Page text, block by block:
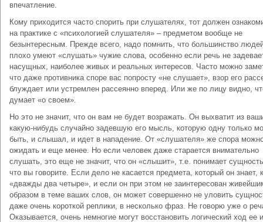
впечатление.
Кому приходится часто спорить при слушателях, тот должен
на практике с «психологией слушателя» – предметом вообще не
безынтересным. Прежде всего, надо помнить, что большинство
плохо умеют «слушать» чужие слова, особенно если речь не
насущных, наиболее живых и реальных интересов. Часто можно
что даже противника споре вас попросту «не слушает», взор его
блуждает или устремлен рассеянно вперед. Или же по лицу видно,
думает «о своем».
Но это не значит, что он вам не будет возражать. Он выхватит из
какую-нибудь случайно задевшую его мысль, которую одну только
быть, и слышал, и идет в нападение. От «слушателя» же спора
ожидать и еще менее. Но если человек даже старается внимательно
слушать, это еще не значит, что он «слышит», т.е. понимает
что вы говорите. Если дело не касается предмета, который он знает,
«дважды два четыре», и если он при этом не заинтересован
образом в теме ваших слов, он может совершенно не уловить
даже очень короткой реплики, в несколько фраз. Не говорю уже о
Оказывается, очень немногие могут восстановить логический ход ее и